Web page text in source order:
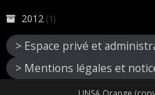
2012 (1)
> Espace privé et
> Mentions légales et